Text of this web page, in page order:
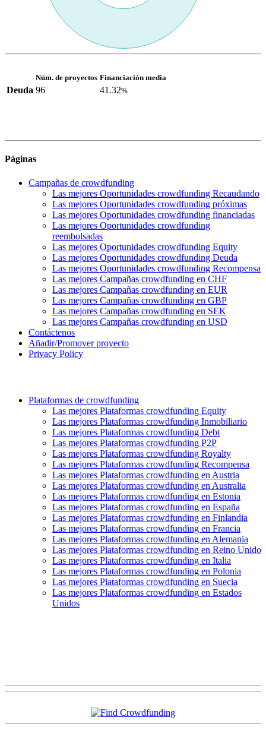
Núm. de proyectos Financiación media
Deuda 96 41.32%
Páginas
Campañas de crowdfunding
Las mejores Oportunidades crowdfunding Recaudando
Las mejores Oportunidades crowdfunding próximas
Las mejores Oportunidades crowdfunding financiadas
Las mejores Oportunidades crowdfunding
reembolsadas
Las mejores Oportunidades crowdfunding Equity
Las mejores Oportunidades crowdfunding Deuda
Las mejores Oportunidades crowdfunding Recompensa
Las mejores Campañas crowdfunding en CHF
Las mejores Campañas crowdfunding en EUR
Las mejores Campañas crowdfunding en GBP
Las mejores Campañas crowdfunding en SEK
Las mejores Campañas crowdfunding en USD
Contáctenos
Añadir/Promover proyecto
Privacy Policy
Plataformas de crowdfunding
Las mejores Plataformas crowdfunding Equity
Las mejores Plataformas crowdfunding Inmobiliario
Las mejores Plataformas crowdfunding Debt
Las mejores Plataformas crowdfunding P2P
Las mejores Plataformas crowdfunding Royalty
Las mejores Plataformas crowdfunding Recompensa
Las mejores Plataformas crowdfunding en Austria
Las mejores Plataformas crowdfunding en Australia
Las mejores Plataformas crowdfunding en Estonia
Las mejores Plataformas crowdfunding en España
Las mejores Plataformas crowdfunding en Finlandia
Las mejores Plataformas crowdfunding en Francia
Las mejores Plataformas crowdfunding en Alemania
Las mejores Plataformas crowdfunding en Reino Unido
Las mejores Plataformas crowdfunding en Italia
Las mejores Plataformas crowdfunding en Polonia
Las mejores Plataformas crowdfunding en Suecia
Las mejores Plataformas crowdfunding en Estados
Unidos